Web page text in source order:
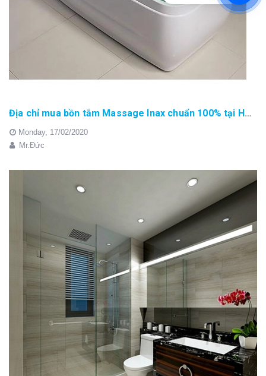
Địa chỉ mua bồn tắm Massage Inax chuẩn 100% tại Hà Nội
Monday, 17/02/2020
Mr.Đức